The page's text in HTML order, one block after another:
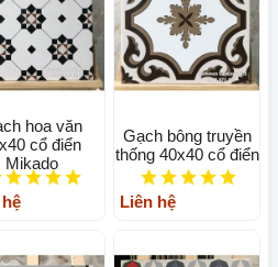
hoa văn
cổ điển
Mikado
Gạch bông truyền
thống 40x40 cổ điển
Liên hệ